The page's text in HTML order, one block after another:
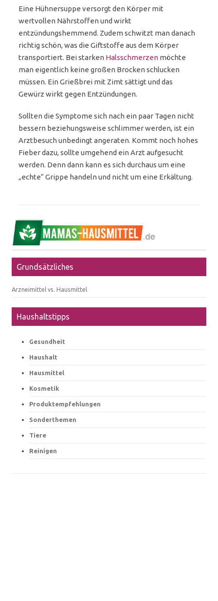
Eine Hühnersuppe versorgt den Körper mit
wertvollen Nährstoffen und wirkt
entzündungshemmend. Zudem schwitzt man danach
richtig schön, was die Giftstoffe aus dem Körper
transportiert. Bei starken Halsschmerzen möchte
man eigentlich keine großen Brocken schlucken
müssen. Ein Grießbrei mit Zimt sättigt und das
Gewürz wirkt gegen Entzündungen.
Sollten die Symptome sich nach ein paar Tagen nicht
bessern beziehungsweise schlimmer werden, ist ein
Arztbesuch unbedingt angeraten. Kommt noch hohes
Fieber dazu, sollte umgehend ein Arzt aufgesucht
werden. Denn dann kann es sich durchaus um eine
„echte“ Grippe handeln und nicht um eine Erkältung.
Grundsätzliches
Arzneimittel vs. Hausmittel
Haushaltstipps
Gesundheit
Haushalt
Hausmittel
Kosmetik
Produktempfehlungen
Sonderthemen
Tiere
Reinigen